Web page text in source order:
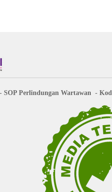
SOP Perlindungan Wartawan